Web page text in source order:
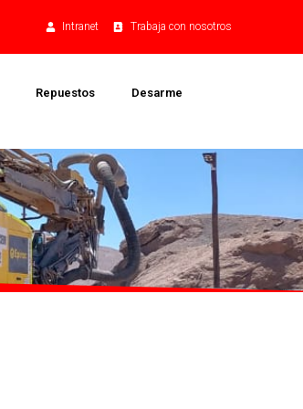
Intranet Trabaja con nosotros
Repuestos Desarme